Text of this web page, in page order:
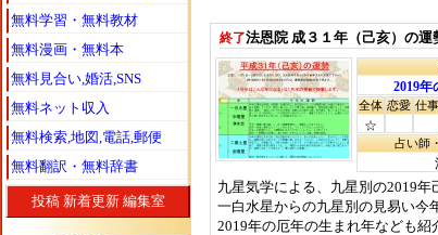
終了法恩院 成３１年（己亥）の運
2019年
全体
☆
恋愛 仕事
占い師
九星気学による、九星別の2019年
一白水星からの九星別の見易い今
2019年の厄年の生まれ年なども紹
無料学習・無料教材
無料漫画・無料本
無料見合い,婚活,SNS
無料ネット収入
無料検索,地図,電話,郵便
無料翻訳・無料辞書
投稿 新着更新 編集室